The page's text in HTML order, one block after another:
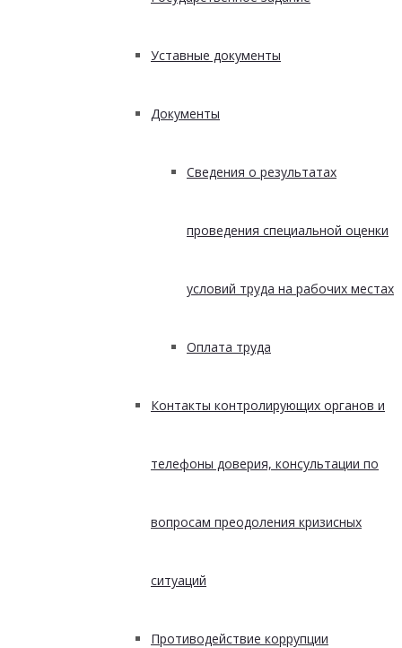
Уставные документы
Документы
Сведения о результатах
проведения специальной оценки
условий труда на рабочих местах
Оплата труда
Контакты контролирующих органов и
телефоны доверия, консультации по
вопросам преодоления кризисных
ситуаций
Противодействие коррупции